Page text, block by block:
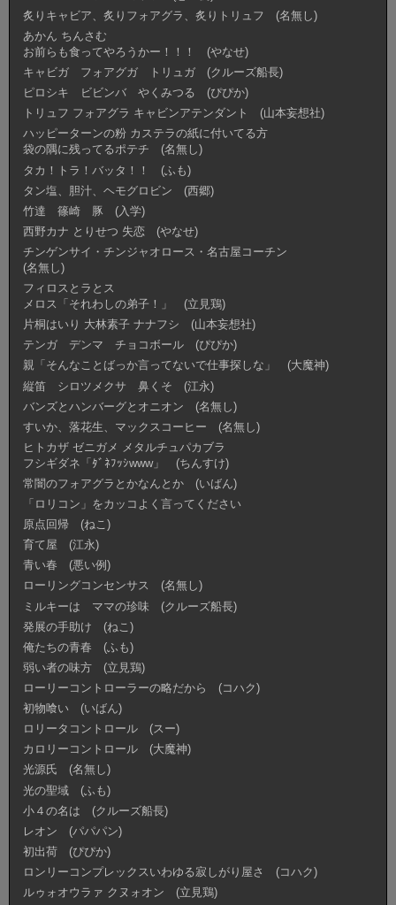
炙りキャビア、炙りフォアグラ、炙りトリュフ (名無し)
あかん ちんさむ
お前らも食ってやろうかー！！！ (やなせ)
キャビガ フォアグガ トリュガ (クルーズ船長)
ピロシキ ビビンバ やくみつる (ぴぴか)
トリュフ フォアグラ キャビンアテンダント (山本妄想社)
ハッピーターンの粉 カステラの紙に付いてる方
袋の隅に残ってるポテチ (名無し)
タカ！トラ！バッタ！！ (ふも)
タン塩、胆汁、ヘモグロビン (西郷)
竹達 篠崎 豚 (入学)
西野カナ とりせつ 失恋 (やなせ)
チンゲンサイ・チンジャオロース・名古屋コーチン
(名無し)
フィロスとラとス
メロス「それわしの弟子！」 (立見鶏)
片桐はいり 大林素子 ナナフシ (山本妄想社)
テンガ デンマ チョコボール (ぴぴか)
親「そんなことばっか言ってないで仕事探しな」 (大魔神)
縦笛 シロツメクサ 鼻くそ (江永)
バンズとハンバーグとオニオン (名無し)
すいか、落花生、マックスコーヒー (名無し)
ヒトカザ ゼニガメ メタルチュパカブラ
フシギダネ「ﾀﾞﾈﾌｯｼwww」 (ちんすけ)
常闇のフォアグラとかなんとか (いばん)
「ロリコン」をカッコよく言ってください
原点回帰 (ねこ)
育て屋 (江永)
青い春 (悪い例)
ローリングコンセンサス (名無し)
ミルキーは ママの珍味 (クルーズ船長)
発展の手助け (ねこ)
俺たちの青春 (ふも)
弱い者の味方 (立見鶏)
ローリーコントローラーの略だから (コハク)
初物喰い (いばん)
ロリータコントロール (スー)
カロリーコントロール (大魔神)
光源氏 (名無し)
光の聖域 (ふも)
小４の名は (クルーズ船長)
レオン (パパパン)
初出荷 (ぴぴか)
ロンリーコンプレックスいわゆる寂しがり屋さ (コハク)
ルゥォオウラァ クヌォオン (立見鶏)